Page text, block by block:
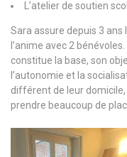
L’atelier de soutien
Sara assure depuis 3
l’anime avec 2
constitue la base, son
l’autonomie et la
différent de leur
prendre beaucoup de